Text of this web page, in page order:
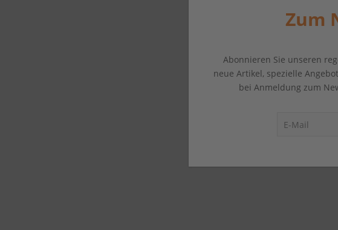
Zum
Abonnieren Sie unseren
neue Artikel, spezielle
bei Anmeldung zum